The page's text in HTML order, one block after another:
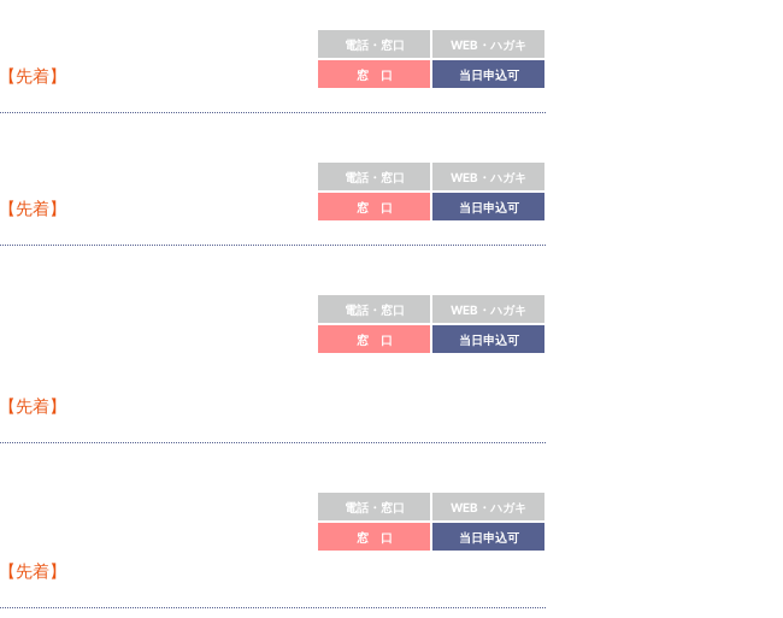
【先着】
電話・窓口 WEB・ハガキ
窓 口 当日申込可
【先着】
電話・窓口 WEB・ハガキ
窓 口 当日申込可
【先着】
電話・窓口 WEB・ハガキ
窓 口 当日申込可
【先着】
電話・窓口 WEB・ハガキ
窓 口 当日申込可